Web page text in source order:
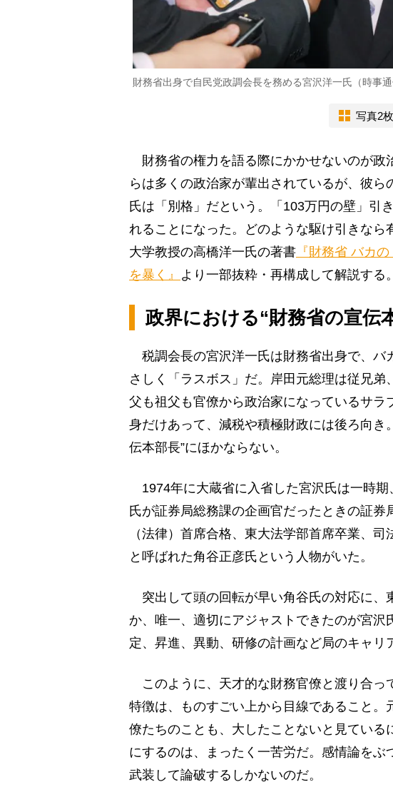
財務省出身で自民党政調会長を務める宮沢洋一氏（時事通
写真2枚
財務省の権力を語る際にかかせないのが政
らは多くの政治家が輩出されているが、彼
氏は「別格」だという。「103万円の壁」引
れることになった。どのような駆け引きな
大学教授の高橋洋一氏の著書 『財務省 バカ
を暴く』 より一部抜粋・再構成して解説する。
政界における“財務省の宣伝
税調会長の宮沢洋一氏は財務省出身で、バ
さしく「ラスボス」だ。岸田元総理は従兄弟
父も祖父も官僚から政治家になっているサラ
身だけあって、減税や積極財政には後ろ向き
伝本部長”にほかならない。
1974年に大蔵省に入省した宮沢氏は一時期
氏が証券局総務課の企画官だったときの証券
（法律）首席合格、東大法学部首席卒業、司
と呼ばれた角谷正彦氏という人物がいた。
突出して頭の回転が早い角谷氏の対応に、
か、唯一、適切にアジャストできたのが宮
定、昇進、異動、研修の計画など局のキャリ
このように、天才的な財務官僚と渡り合っ
特徴は、ものすごい上から目線であること。
僚たちのことも、大したことないと見てい
にするのは、まったく一苦労だ。感情論を
武装して論破するしかないのだ。